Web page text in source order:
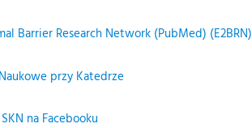
Barrier Research Network (PubMed) (E2BRN)
przy Katedrze
na Facebooku